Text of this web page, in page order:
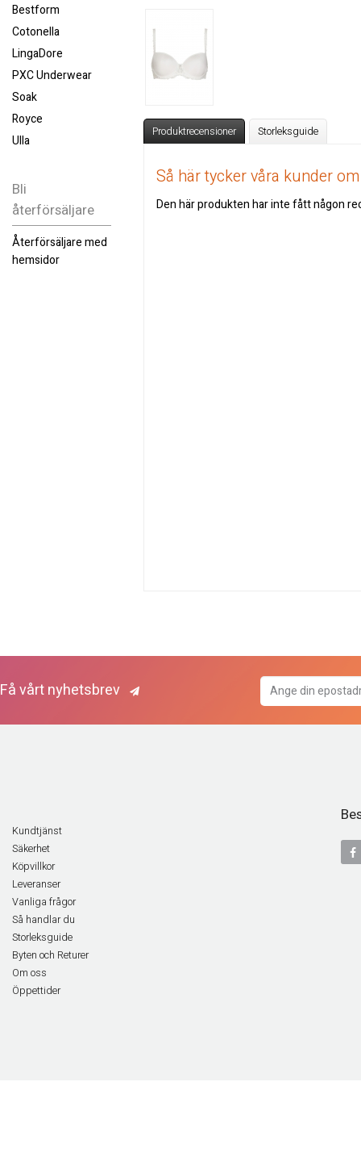
Bestform
Cotonella
LingaDore
PXC Underwear
Soak
Royce
Ulla
Bli
återförsäljare
Återförsäljare med
hemsidor
Produktrecensioner Storleksguide
Så här tycker våra kunder
Den här produkten har inte fått någon
Få vårt nyhetsbrev
Kundtjänst
Säkerhet
Köpvillkor
Leveranser
Vanliga frågor
Så handlar du
Storleksguide
Byten och Returer
Om oss
Öppettider